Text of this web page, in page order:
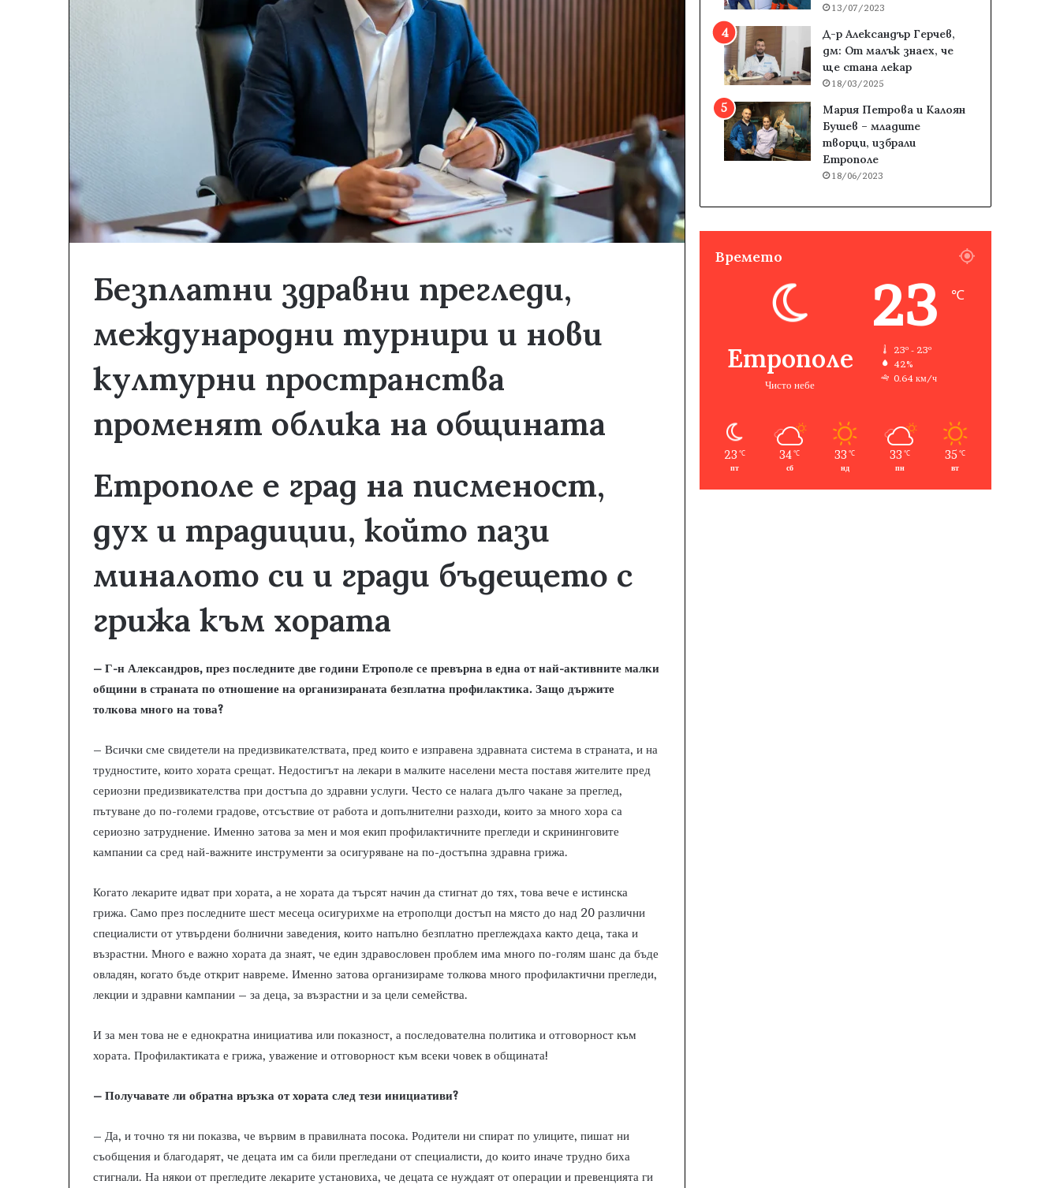
l
Безплатни здравни прегледи,
международни турнири и нови
културни пространства
променят облика на общината
Етрополе е град на писменост,
дух и традиции, който пази
миналото си и гради бъдещето с
грижа към хората
– Г-н Александров, през последните две години Етрополе се превърна в една от най-активните малки
общини в страната по отношение на организираната безплатна профилактика. Защо държите
толкова много на това?
– Всички сме свидетели на предизвикателствата, пред които е изправена здравната система в страната, и на
трудностите, които хората срещат. Недостигът на лекари в малките населени места поставя жителите пред
сериозни предизвикателства при достъпа до здравни услуги. Често се налага дълго чакане за преглед,
пътуване до по-големи градове, отсъствие от работа и допълнителни разходи, които за много хора са
сериозно затруднение. Именно затова за мен и моя екип профилактичните прегледи и скрининговите
кампании са сред най-важните инструменти за осигуряване на по-достъпна здравна грижа.
Когато лекарите идват при хората, а не хората да търсят начин да стигнат до тях, това вече е истинска
грижа. Само през последните шест месеца осигурихме на етрополци достъп на място до над 20 различни
специалисти от утвърдени болнични заведения, които напълно безплатно преглеждаха както деца, така и
възрастни. Много е важно хората да знаят, че един здравословен проблем има много по-голям шанс да бъде
овладян, когато бъде открит навреме. Именно затова организираме толкова много профилактични прегледи,
лекции и здравни кампании – за деца, за възрастни и за цели семейства.
И за мен това не е еднократна инициатива или показност, а последователна политика и отговорност към
хората. Профилактиката е грижа, уважение и отговорност към всеки човек в общината!
– Получавате ли обратна връзка от хората след тези инициативи?
– Да, и точно тя ни показва, че вървим в правилната посока. Родители ни спират по улиците, пишат ни
съобщения и благодарят, че децата им са били прегледани от специалисти, до които иначе трудно биха
стигнали. На някои от прегледите лекарите установиха, че децата се нуждаят от операции и превенцията ги
13/07/2023
Д-р Александър Герчев,
дм: От малък знаех, че
ще стана лекар
18/03/2025
Мария Петрова и Калоян
Бушев – младите
творци, избрали
Етрополе
18/06/2023
Времето
Етрополе
Чисто небе
23 ℃
23º - 23º
42%
0.64 км/ч
23 ℃
пт
34 ℃
сб
33 ℃
нд
33 ℃
пн
35 ℃
вт